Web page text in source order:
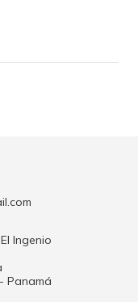
Ingenio
Panamá